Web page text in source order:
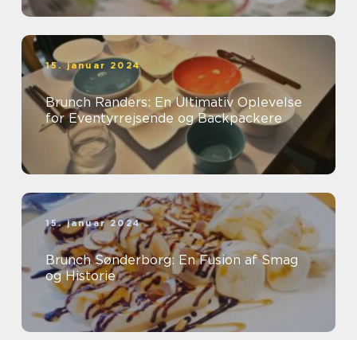
15. januar 2024
Brunch Randers: En Ultimativ Oplevelse
for Eventyrrejsende og Backpackere
15. januar 2024
Brunch Sønderborg: En Fusion af Smag
og Historie